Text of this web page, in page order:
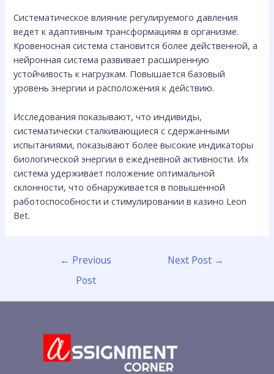
Систематическое влияние регулируемого давления
ведет к адаптивным трансформациям в организме.
Кровеносная система становится более действенной, а
нейронная система развивает расширенную
устойчивость к нагрузкам. Повышается базовый
уровень энергии и расположения к действию.
Исследования показывают, что индивиды,
систематически сталкивающиеся с сдержанными
испытаниями, показывают более высокие индикаторы
биологической энергии в ежедневной активности. Их
система удерживает положение оптимальной
склонности, что обнаруживается в повышенной
работоспособности и стимулировании в казино Leon
Bet.
← Previous
Post
Next Post →